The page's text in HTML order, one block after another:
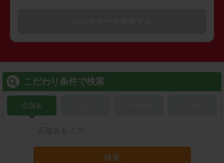
こだわり条件で検索
店舗名
検索